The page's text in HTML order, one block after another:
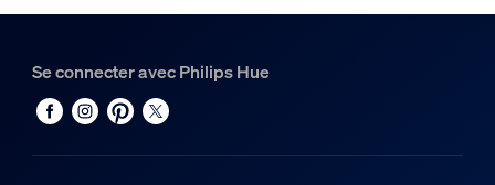
Se connecter avec Philips Hue